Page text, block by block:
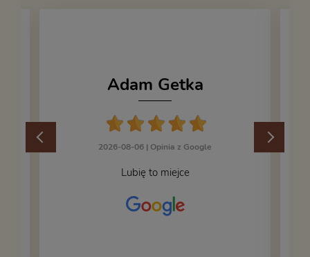
Adam Getka
2026-08-06 | Opinia z Google
Lubię to miejce